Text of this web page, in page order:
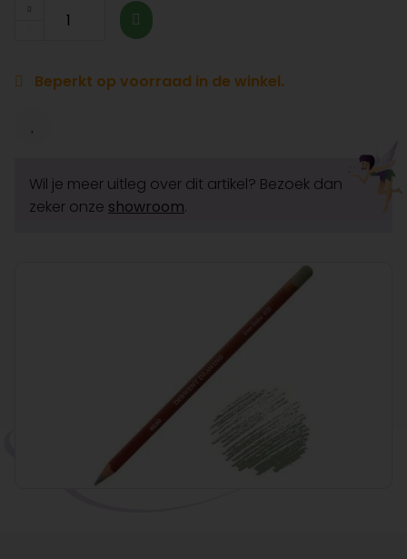
Beperkt op voorraad in de winkel.
Wil je meer uitleg over dit artikel? Bezoek dan
zeker onze showroom.